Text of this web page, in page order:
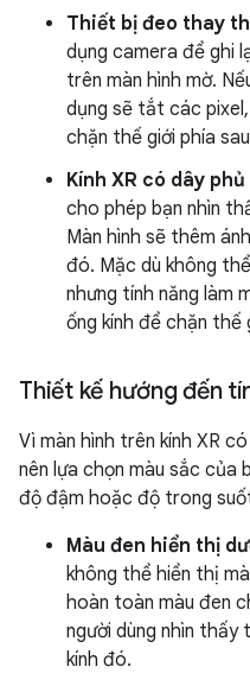
Thiết bị đeo thay
dụng camera để ghi
trên màn hình mờ.
dụng sẽ tắt các
chặn thế giới phía
Kính XR có dây
cho phép bạn nhìn
Màn hình sẽ thêm
đó. Mặc dù không
nhưng tính năng làm
ống kính để chặn thế
Thiết kế hướng đến
Vì màn hình trên kính XR
nên lựa chọn màu sắc của
độ đậm hoặc độ trong
Màu đen hiển thị
không thể hiển thị
hoàn toàn màu đen
người dùng nhìn thấy
kính đó.